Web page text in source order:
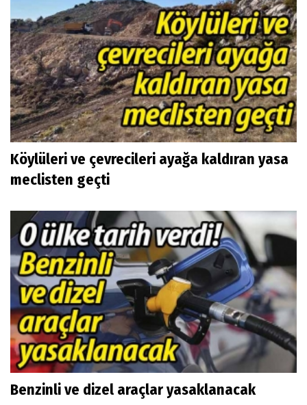
Köylüleri ve çevrecileri ayağa kaldıran yasa
meclisten geçti
Benzinli ve dizel araçlar yasaklanacak